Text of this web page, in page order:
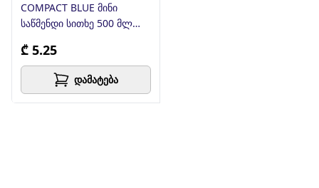
COMPACT BLUE მინი
საწმენდი სითხე 500 მლ
₾ 5.25
დამატება